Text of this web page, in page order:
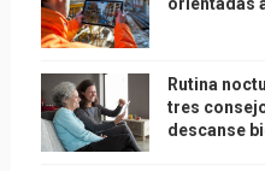
Rutina
tres
descanse